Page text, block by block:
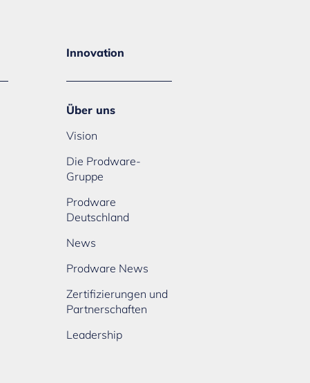
Innovation
Über uns
Vision
Die Prodware-
Gruppe
Prodware
Deutschland
News
Prodware News
Zertifizierungen und
Partnerschaften
Leadership